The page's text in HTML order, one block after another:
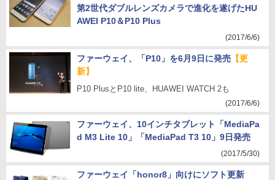
第2世代ダブルレンズカメラで進化を遂げたHU
AWEI P10＆P10 Plus
(2017/6/6)
ファーウェイ、「P10」を6月9日に発売【更
新】
P10 PlusとP10 lite、HUAWEI WATCH 2も
(2017/6/6)
ファーウェイ、10インチタブレット「MediaPa
d M3 Lite 10」「MediaPad T3 10」9日発売
(2017/5/30)
ファーウェイ「honor8」向けにソフト更新